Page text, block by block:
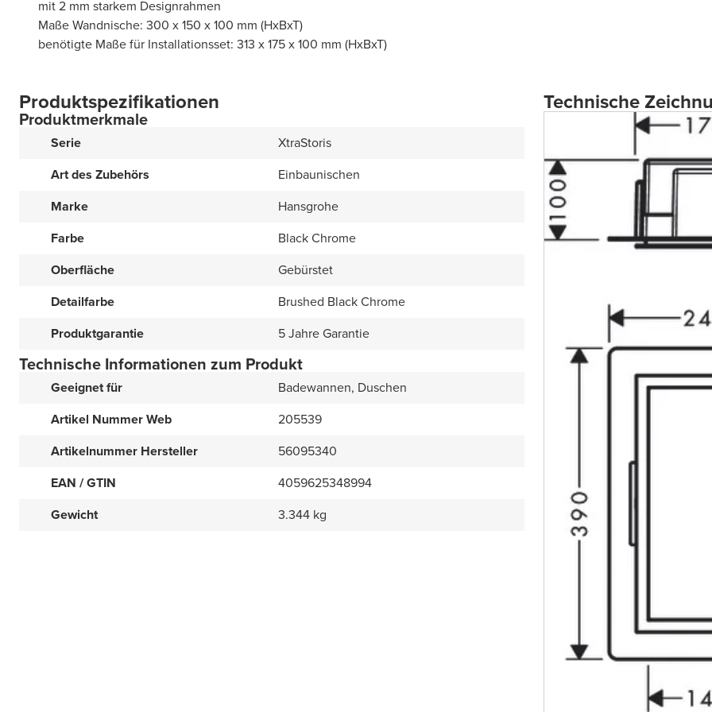
mit 2 mm starkem Designrahmen
Maße Wandnische: 300 x 150 x 100 mm (HxBxT)
benötigte Maße für Installationsset: 313 x 175 x 100 mm (HxBxT)
Produktspezifikationen
Produktmerkmale
Serie
XtraStoris
Art des Zubehörs
Einbaunischen
Marke
Hansgrohe
Farbe
Black Chrome
Oberfläche
Gebürstet
Detailfarbe
Brushed Black Chrome
Produktgarantie
5 Jahre Garantie
Technische Informationen zum Produkt
Geeignet für
Badewannen, Duschen
Artikel Nummer Web
205539
Artikelnummer Hersteller
56095340
EAN / GTIN
4059625348994
Gewicht
3.344 kg
Technische